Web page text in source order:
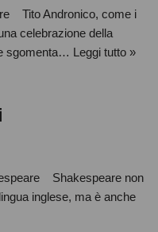
Tito Andronico, come i
celebrazione della
sgomenta… Leggi tutto »
Shakespeare non
inglese, ma è anche